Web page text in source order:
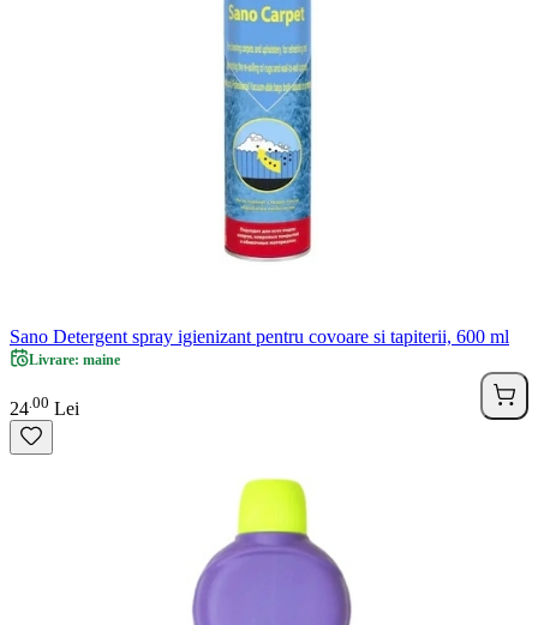
Sano Detergent spray igienizant pentru covoare si tapiterii, 600 ml
Livrare: maine
24 00 Lei